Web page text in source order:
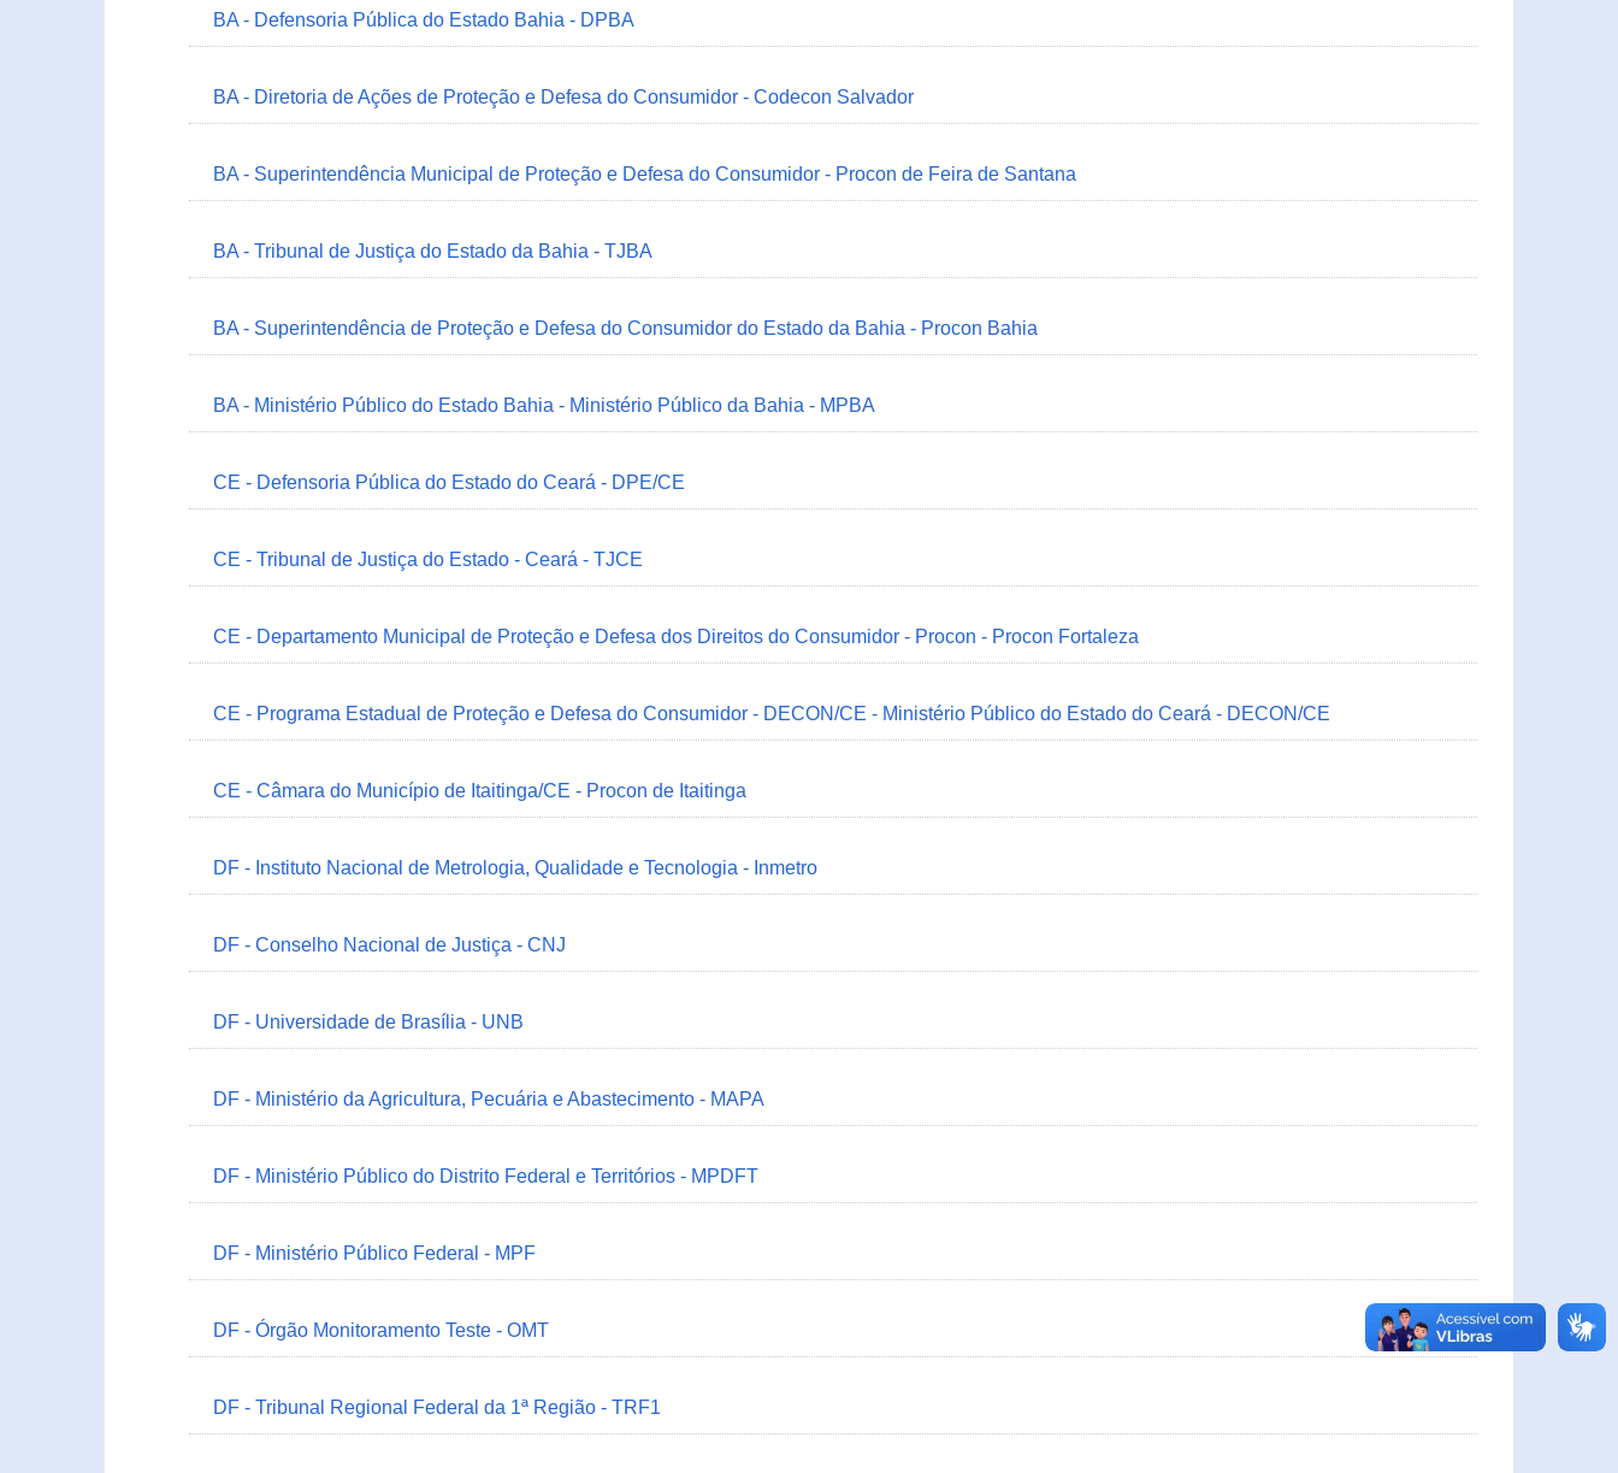
BA - Defensoria Pública do Estado Bahia - DPBA
BA - Diretoria de Ações de Proteção e Defesa do Consumidor - Codecon Salvador
BA - Superintendência Municipal de Proteção e Defesa do Consumidor - Procon de Feira de Santana
BA - Tribunal de Justiça do Estado da Bahia - TJBA
BA - Superintendência de Proteção e Defesa do Consumidor do Estado da Bahia - Procon Bahia
BA - Ministério Público do Estado Bahia - Ministério Público da Bahia - MPBA
CE - Defensoria Pública do Estado do Ceará - DPE/CE
CE - Tribunal de Justiça do Estado - Ceará - TJCE
CE - Departamento Municipal de Proteção e Defesa dos Direitos do Consumidor - Procon - Procon Fortaleza
CE - Programa Estadual de Proteção e Defesa do Consumidor - DECON/CE - Ministério Público do Estado do Ceará - DECON/CE
CE - Câmara do Município de Itaitinga/CE - Procon de Itaitinga
DF - Instituto Nacional de Metrologia, Qualidade e Tecnologia - Inmetro
DF - Conselho Nacional de Justiça - CNJ
DF - Universidade de Brasília - UNB
DF - Ministério da Agricultura, Pecuária e Abastecimento - MAPA
DF - Ministério Público do Distrito Federal e Territórios - MPDFT
DF - Ministério Público Federal - MPF
DF - Órgão Monitoramento Teste - OMT
DF - Tribunal Regional Federal da 1ª Região - TRF1